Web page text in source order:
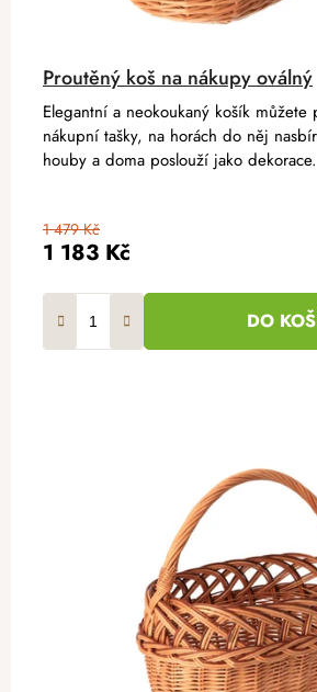
Proutěný koš na nákupy oválný
1 183 Kč
1 479 Kč
DO
Elegantní a neokoukaný košík můžete
nákupní tašky, na horách do něj
houby a doma poslouží jako dekorace.